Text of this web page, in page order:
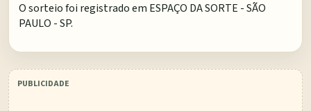
O sorteio foi registrado em ESPAÇO DA SORTE - SÃO
PAULO - SP.